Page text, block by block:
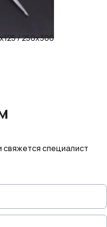
/ 250х300
свяжется специалист